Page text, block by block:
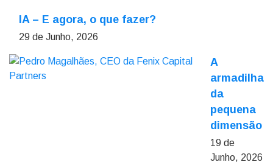
IA – E agora, o que fazer?
29 de Junho, 2026
A
armadilha
da
pequena
dimensão
19 de
Junho, 2026